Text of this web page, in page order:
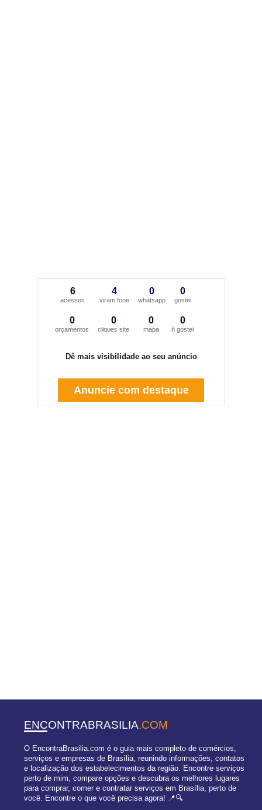
6
acessos
4
viram fone
0
whatsapp
0
gostei
0
orçamentos
0
cliques site
0
mapa
0
ñ gostei
Dê mais visibilidade ao seu anúncio
Anuncie com destaque
ENCONTRABRASILIA.COM
O EncontraBrasilia.com é o guia mais completo de comércios,
serviços e empresas de Brasília, reunindo informações, contatos
e localização dos estabelecimentos da região. Encontre serviços
perto de mim, compare opções e descubra os melhores lugares
para comprar, comer e contratar serviços em Brasília, perto de
você. Encontre o que você precisa agora! 📍🔍